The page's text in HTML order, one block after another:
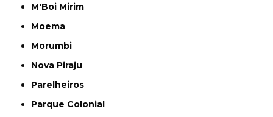
M'Boi Mirim
Moema
Morumbi
Nova Piraju
Parelheiros
Parque Colonial